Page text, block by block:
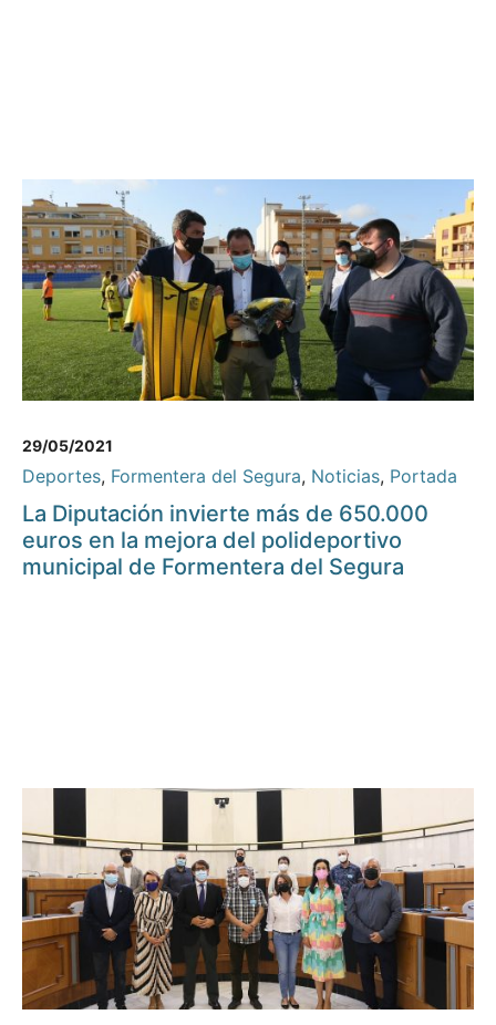
29/05/2021
Deportes, Formentera del Segura, Noticias, Portada
La Diputación invierte más de 650.000
euros en la mejora del polideportivo
municipal de Formentera del Segura